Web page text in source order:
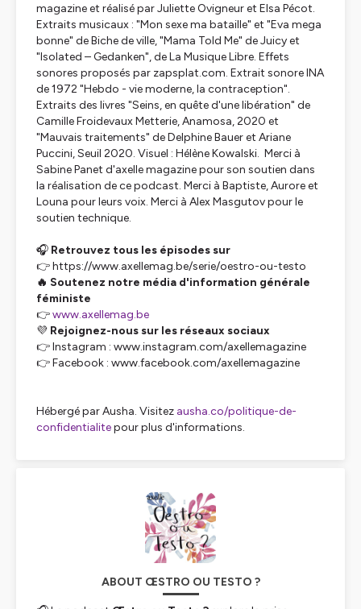
magazine et réalisé par Juliette Ovigneur et Elsa Pécot.
Extraits musicaux : "Mon sexe ma bataille" et "Eva mega
bonne" de Biche de ville, "Mama Told Me" de Juicy et
"Isolated – Gedanken", de La Musique Libre. Effets
sonores proposés par zapsplat.com. Extrait sonore INA
de 1972 "Hebdo - vie moderne, la contraception".
Extraits des livres "Seins, en quête d'une libération" de
Camille Froidevaux Metterie, Anamosa, 2020 et
"Mauvais traitements" de Delphine Bauer et Ariane
Puccini, Seuil 2020. Visuel : Hélène Kowalski. Merci à
Sabine Panet d'axelle magazine pour son soutien dans
la réalisation de ce podcast. Merci à Baptiste, Aurore et
Louna pour leurs voix. Merci à Alex Masgutov pour le
soutien technique.
🎧 Retrouvez tous les épisodes sur
👉 https://www.axellemag.be/serie/oestro-ou-testo
🔥 Soutenez notre média d'information générale
féministe
👉www.axellemag.be
💜 Rejoignez-nous sur les réseaux sociaux
👉 Instagram : www.instagram.com/axellemagazine
👉 Facebook : www.facebook.com/axellemagazine
Hébergé par Ausha. Visitez ausha.co/politique-de-
confidentialitepour plus d'informations.
ABOUT ŒSTRO OU TESTO ?